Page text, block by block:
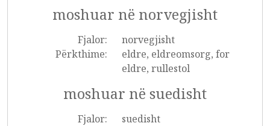
moshuar në norvegjisht
Fjalor:
norvegjisht
Përkthime:
eldre, eldreomsorg, for
eldre, rullestol
moshuar në suedisht
Fjalor:
suedisht